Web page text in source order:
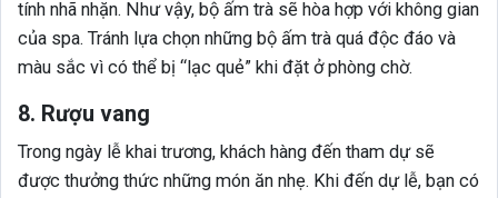
tính nhã nhặn. Như vậy, bộ ấm trà sẽ hòa hợp với không gian
của spa. Tránh lựa chọn những bộ ấm trà quá độc đáo và
màu sắc vì có thể bị “lạc quẻ” khi đặt ở phòng chờ.
8. Rượu vang
Trong ngày lễ khai trương, khách hàng đến tham dự sẽ
được thưởng thức những món ăn nhẹ. Khi đến dự lễ, bạn có